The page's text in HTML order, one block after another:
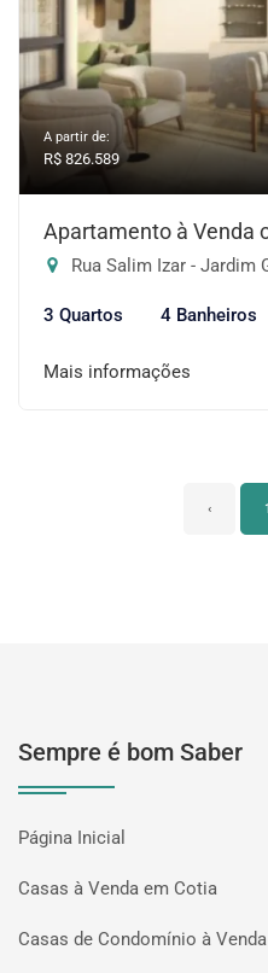
A partir de:
R$ 826.589
Apartamento à Venda
Rua Salim Izar - Jardim
3 Quartos 4 Banheiros
Mais informações
‹
Sempre é bom Saber
Página Inicial
Casas à Venda em Cotia
Casas de Condomínio à